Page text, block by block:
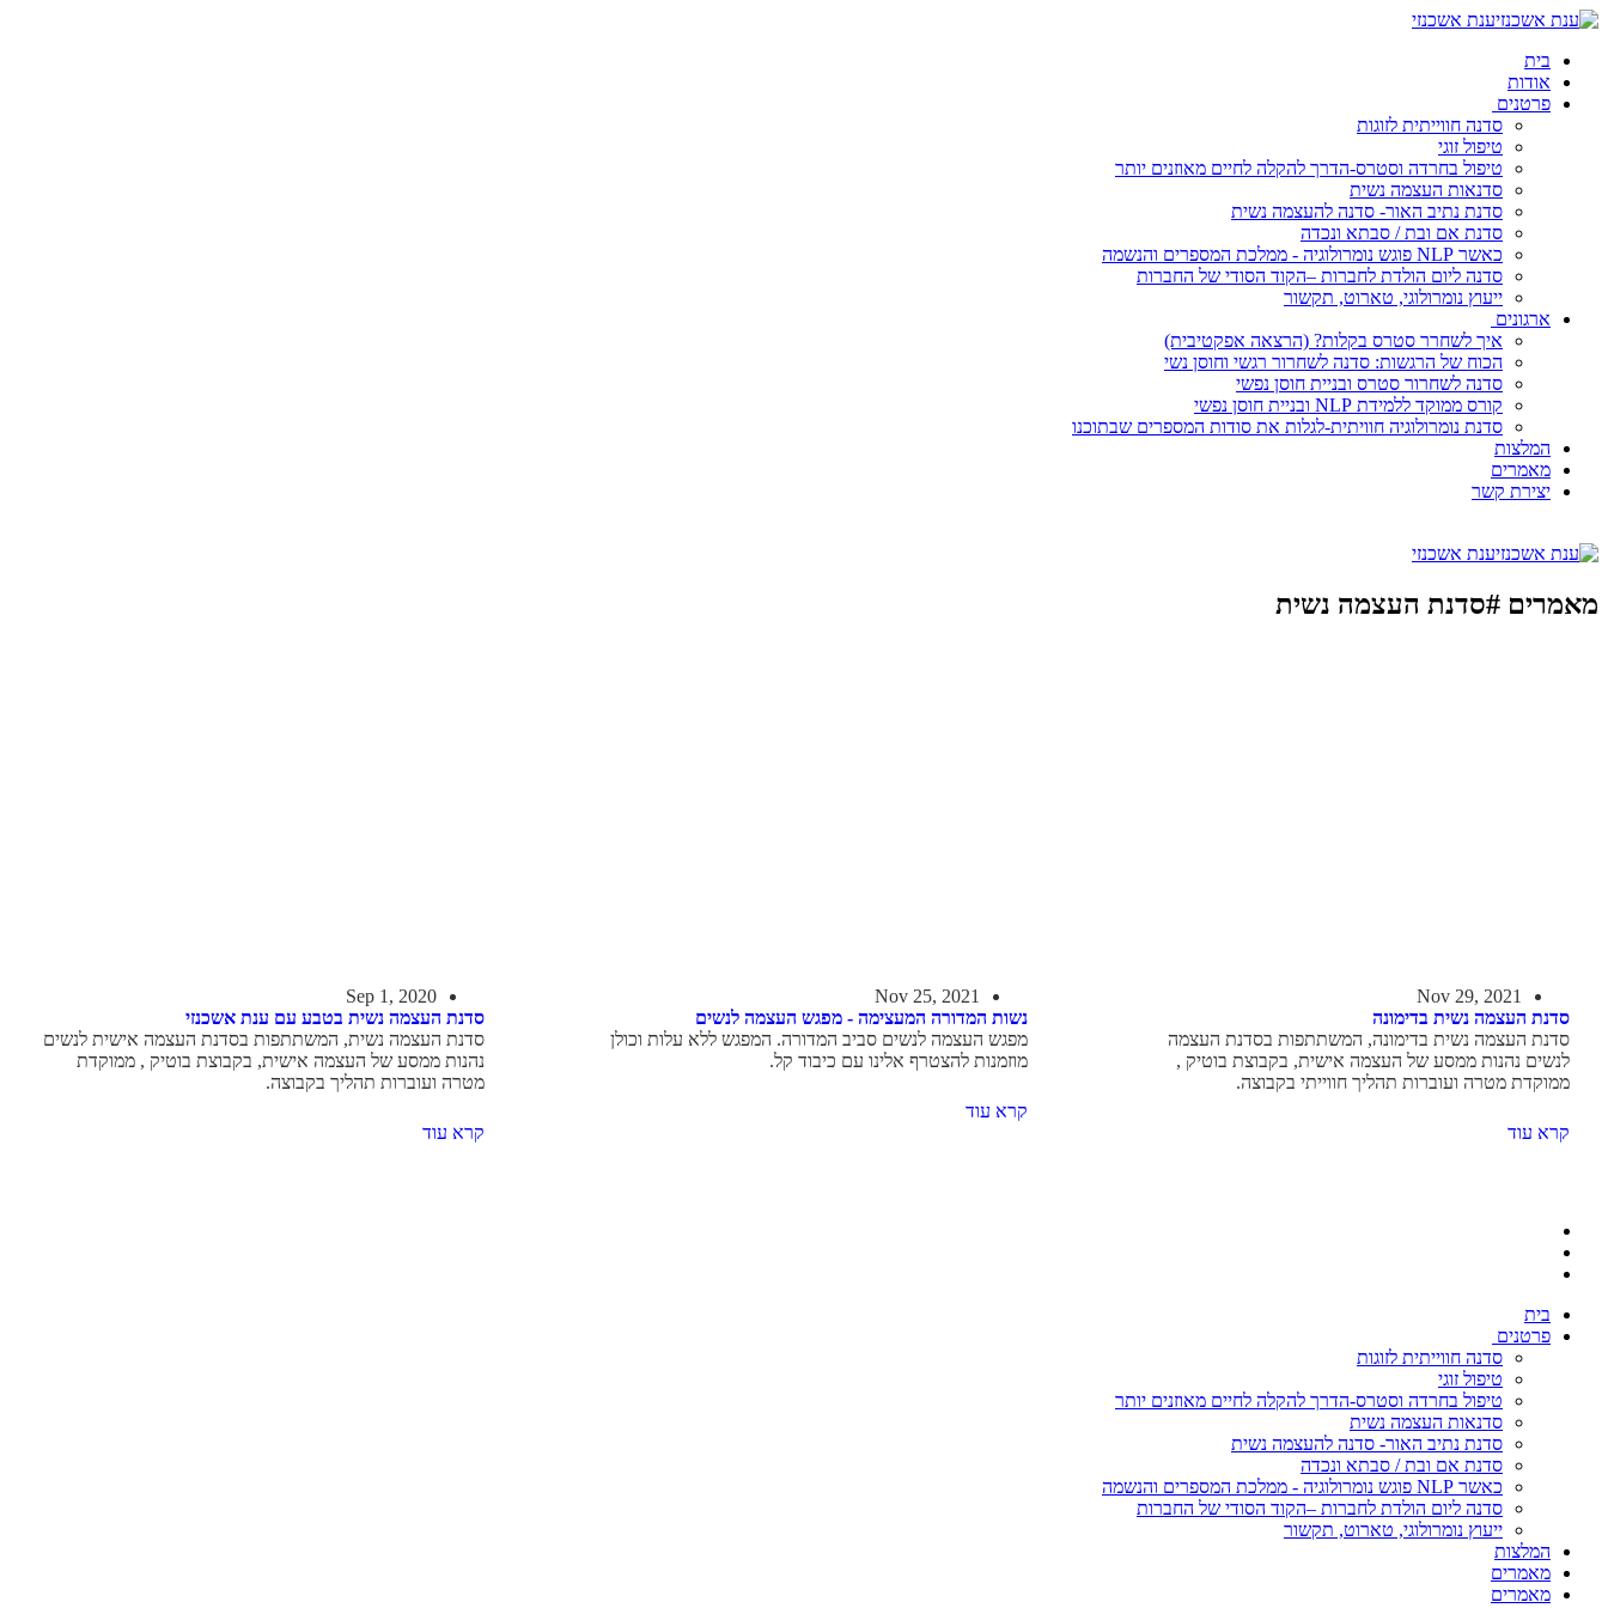
ענת אשכנזי
בית
אודות
פרטנים
סדנה חווייתית לזוגות
טיפול זוגי
טיפול בחרדה וסטרס-הדרך להקלה לחיים מאוזנים יותר
סדנאות העצמה נשית
סדנת נתיב האור- סדנה להעצמה נשית
סדנת אם ובת / סבתא ונכדה
כאשר NLP פוגש נומרולוגיה - ממלכת המספרים והנשמה
סדנה ליום הולדת לחברות –הקוד הסודי של החברות
ייעוץ נומרולוגי, טארוט, תקשור
ארגונים
איך לשחרר סטרס בקלות? (הרצאה אפקטיבית)
הכוח של הרגשות: סדנה לשחרור רגשי וחוסן נשי
סדנה לשחרור סטרס ובניית חוסן נפשי
קורס ממוקד ללמידת NLP ובניית חוסן נפשי
סדנת נומרולוגיה חוויתית-לגלות את סודות המספרים שבתוכנו
המלצות
מאמרים
יצירת קשר
ענת אשכנזי
מאמרים #סדנת העצמה נשית
Nov 29, 2021
סדנת העצמה נשית בדימונה
סדנת העצמה נשית בדימונה, המשתתפות בסדנת העצמה
לנשים נהנות ממסע של העצמה אישית, בקבוצת בוטיק ,
ממוקדת מטרה ועוברות תהליך חווייתי בקבוצה.
קרא עוד
Nov 25, 2021
נשות המדורה המעצימה - מפגש העצמה לנשים
מפגש העצמה לנשים סביב המדורה. המפגש ללא עלות וכולן
מוזמנות להצטרף אלינו עם כיבוד קל.
קרא עוד
Sep 1, 2020
סדנת העצמה נשית בטבע עם ענת אשכנזי
סדנת העצמה נשית, המשתתפות בסדנת העצמה אישית לנשים
נהנות ממסע של העצמה אישית, בקבוצת בוטיק , ממוקדת
מטרה ועוברות תהליך בקבוצה.
קרא עוד
בית
פרטנים
סדנה חווייתית לזוגות
טיפול זוגי
טיפול בחרדה וסטרס-הדרך להקלה לחיים מאוזנים יותר
סדנאות העצמה נשית
סדנת נתיב האור- סדנה להעצמה נשית
סדנת אם ובת / סבתא ונכדה
כאשר NLP פוגש נומרולוגיה - ממלכת המספרים והנשמה
סדנה ליום הולדת לחברות –הקוד הסודי של החברות
ייעוץ נומרולוגי, טארוט, תקשור
המלצות
מאמרים
מאמרים